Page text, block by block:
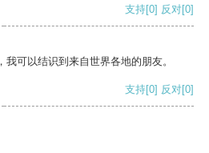
支持[0] 反对[0]
可以结识到来自世界各地的朋友。
支持[0] 反对[0]